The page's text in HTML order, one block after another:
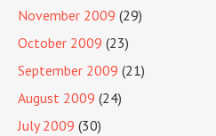
November 2009 (29)
October 2009 (23)
September 2009 (21)
August 2009 (24)
July 2009 (30)